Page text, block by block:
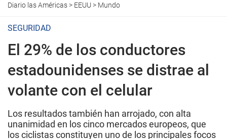
Diario las Américas> EEUU > Mundo
SEGURIDAD
El 29% de los conductores
estadounidenses se distrae al
volante con el celular
Los resultados también han arrojado, con alta
unanimidad en los cinco mercados europeos, que
los ciclistas constituyen uno de los principales focos